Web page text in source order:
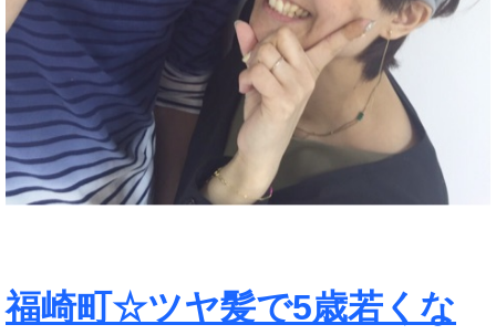
福崎町☆ツヤ髪で5歳若くな